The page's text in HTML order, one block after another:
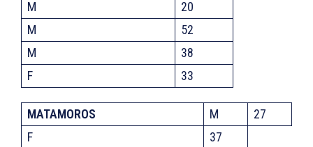
M
20
M
52
M
38
F
33
MATAMOROS M
27
F
37